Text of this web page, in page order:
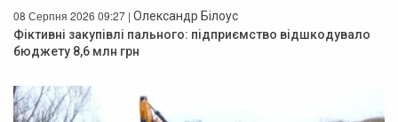
08 Серпня 2026 09:27 | Олександр Білоус
Фіктивні закупівлі пального: підприємство відшкодувало
бюджету 8,6 млн грн